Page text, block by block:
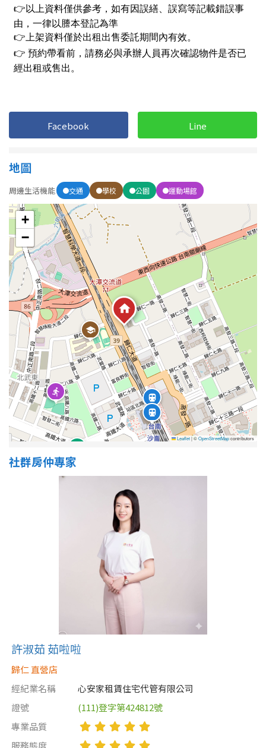
不拘
5 年以下
5-10 年 10-20 年
20-30 年
Facebook Line
地圖
周邊生活機能 交通 學校 公園 運動場館
+
−
Leaflet|©OpenStreetMapcontributors
社群房仲專家
許淑茹 茹啦啦
歸仁 直營店
經紀業名稱
心安家租賃住宅代管有限公司
證號
(111)登字第424812號
專業品質
服務態度